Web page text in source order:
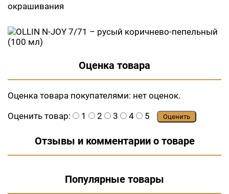
окрашивания
Оценка товара
Оценка товара покупателями: нет оценок.
Оценить товар:
1 2 3 4 5 Оценить
Отзывы и комментарии о товаре
Популярные товары